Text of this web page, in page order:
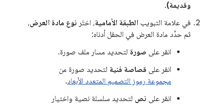
وقديمة).
في علامة التبويب الطبقة الأمامية، اختَر نوع مادة العرض،
ثم حدِّد مادة العرض في الحقل أدناه:
انقر على صورة لتحديد مسار ملف صورة.
انقر على قصاصة فنية لتحديد صورة من
مجموعة رموز التصميم المتعدد الأبعاد.
انقر على نص لتحديد سلسلة نصية واختيار